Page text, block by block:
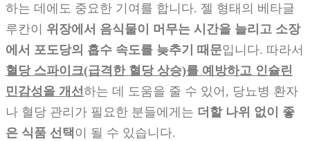
하는 데에도 중요한 기여를 합니다. 젤 형태의 베타글
루칸이 위장에서 음식물이 머무는 시간을 늘리고 소장
에서 포도당의 흡수 속도를 늦추기 때문입니다. 따라서
혈당 스파이크(급격한 혈당 상승)를 예방하고 인슐린
민감성을 개선 하는 데 도움을 줄 수 있어, 당뇨병 환자
나 혈당 관리가 필요한 분들에게는 더할 나위 없이 좋
은 식품 선택 이 될 수 있습니다.